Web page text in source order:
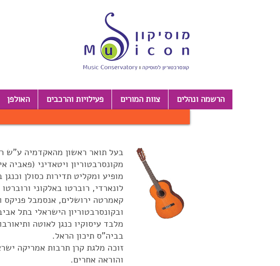
האולפן פעילויות והרכבים צוות המורים הרשמה ונהלים
בעל תואר ראשון מהאקדמיה ע"ש
מקונסרבטוריון ויטאדיני
מופיע ומקליט תדירות כסולן
לונארדי, רוברטו באלקוני
קאמרטה ירושלים, אנסמבל פניקס
ובקונסרבטוריון הישראלי בתל
מלבד עיסוקיו כנגן לאוטה
בביה"ס תיכון הראל.
זוכה מלגת קרן תרבות אמריקה
והוראה אחרים.